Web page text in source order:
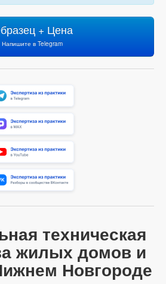
+ Цена
Напишите в Telegram
техническая
жилых домов и
Новгороде